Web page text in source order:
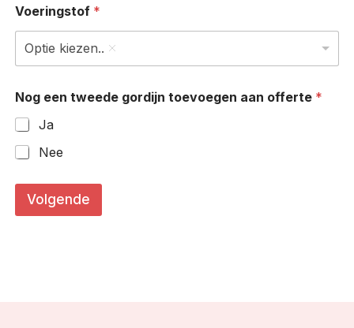
Voeringstof *
Optie kiezen..
Nog een tweede gordijn toevoegen aan offerte *
Ja
Nee
Volgende